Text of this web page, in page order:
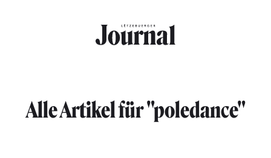
Alle Artikel für "poledance"